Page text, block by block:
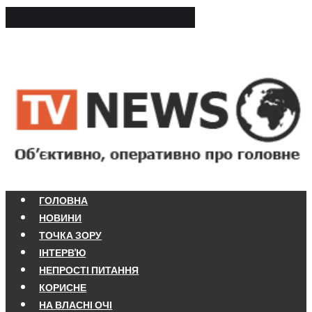
ГОЛОВНА
НОВИНИ
ТОЧКА ЗОРУ
ІНТЕРВ'Ю
НЕПРОСТІ ПИТАННЯ
КОРИСНЕ
НА ВЛАСНІ ОЧІ